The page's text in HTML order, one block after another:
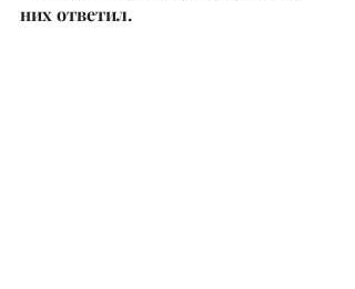
них ответил.